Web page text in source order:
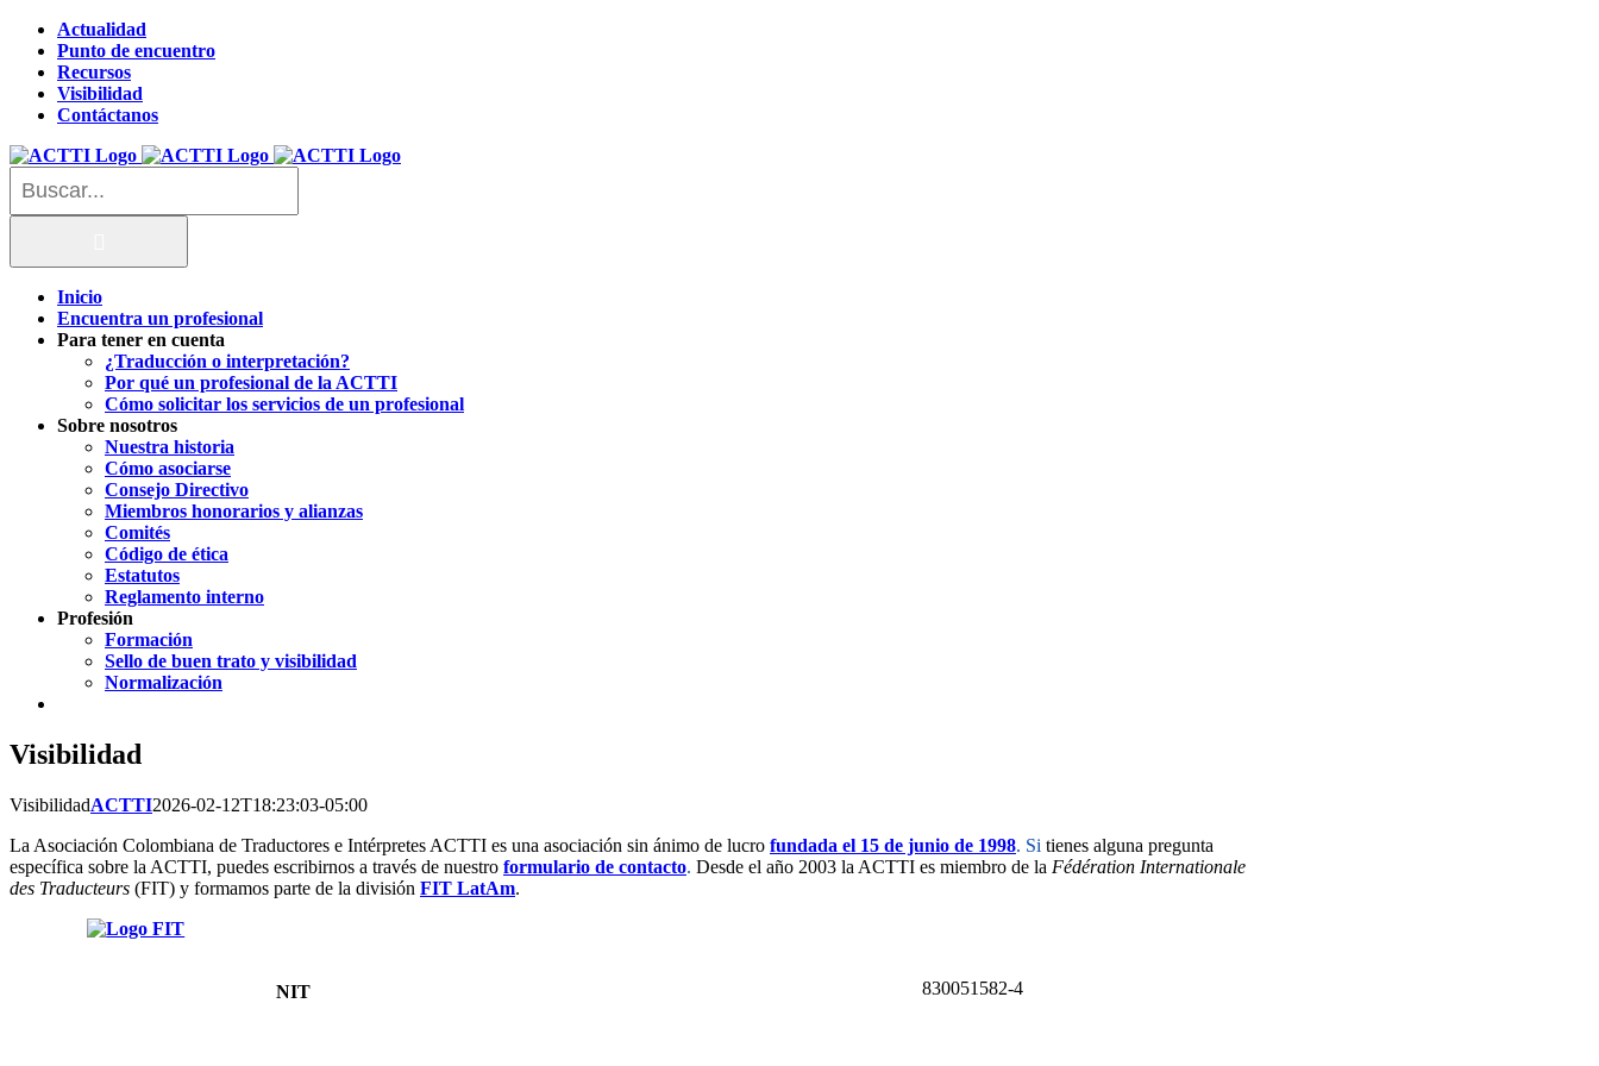
Saltar
contenido
Actualidad
Punto de encuentro
Recursos
Visibilidad
Contáctanos
Inicio
Encuentra un profesional
Para tener en cuenta
¿Traducción o interpretación?
Por qué un profesional de la ACTTI
Cómo solicitar los servicios de un profesional
Sobre nosotros
Nuestra historia
Cómo asociarse
Consejo Directivo
Miembros honorarios y alianzas
Comités
Código de ética
Estatutos
Reglamento interno
Profesión
Formación
Sello de buen trato y visibilidad
Normalización
Visibilidad
VisibilidadACTTI2026-02-12T18:23:03-05:00
La Asociación Colombiana de Traductores e Intérpretes ACTTI es una asociación sin ánimo de lucro fundada el 15 de junio de 1998. Si tienes alguna pregunta
específica sobre la ACTTI, puedes escribirnos a través de nuestro formulario de contacto. Desde el año 2003 la ACTTI es miembro de la Fédération Internationale
des Traducteurs (FIT) y formamos parte de la división FIT LatAm.
NIT 830051582-4